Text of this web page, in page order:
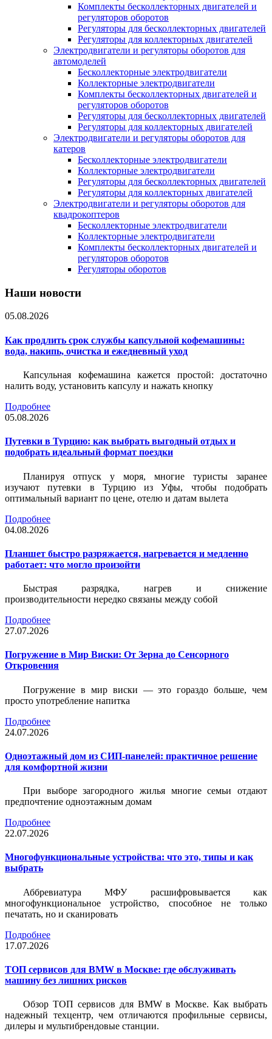
Комплекты бесколлекторных двигателей и
регуляторов оборотов
Регуляторы для бесколлекторных двигателей
Регуляторы для коллекторных двигателей
Электродвигатели и регуляторы оборотов для
автомоделей
Бесколлекторные электродвигатели
Коллекторные электродвигатели
Комплекты бесколлекторных двигателей и
регуляторов оборотов
Регуляторы для бесколлекторных двигателей
Регуляторы для коллекторных двигателей
Электродвигатели и регуляторы оборотов для
катеров
Бесколлекторные электродвигатели
Коллекторные электродвигатели
Регуляторы для бесколлекторных двигателей
Регуляторы для коллекторных двигателей
Электродвигатели и регуляторы оборотов для
квадрокоптеров
Бесколлекторные электродвигатели
Коллекторные электродвигатели
Комплекты бесколлекторных двигателей и
регуляторов оборотов
Регуляторы оборотов
Наши новости
05.08.2026
Как продлить срок службы капсульной кофемашины:
вода, накипь, очистка и ежедневный уход
Капсульная кофемашина кажется простой: достаточно
налить воду, установить капсулу и нажать кнопку
Подробнее
05.08.2026
Путевки в Турцию: как выбрать выгодный отдых и
подобрать идеальный формат поездки
Планируя отпуск у моря, многие туристы заранее
изучают путевки в Турцию из Уфы, чтобы подобрать
оптимальный вариант по цене, отелю и датам вылета
Подробнее
04.08.2026
Планшет быстро разряжается, нагревается и медленно
работает: что могло произойти
Быстрая разрядка, нагрев и снижение
производительности нередко связаны между собой
Подробнее
27.07.2026
Погружение в Мир Виски: От Зерна до Сенсорного
Откровения
Погружение в мир виски — это гораздо больше, чем
просто употребление напитка
Подробнее
24.07.2026
Одноэтажный дом из СИП-панелей: практичное решение
для комфортной жизни
При выборе загородного жилья многие семьи отдают
предпочтение одноэтажным домам
Подробнее
22.07.2026
Многофункциональные устройства: что это, типы и как
выбрать
Аббревиатура МФУ расшифровывается как
многофункциональное устройство, способное не только
печатать, но и сканировать
Подробнее
17.07.2026
ТОП сервисов для BMW в Москве: где обслуживать
машину без лишних рисков
Обзор ТОП сервисов для BMW в Москве. Как выбрать
надежный техцентр, чем отличаются профильные сервисы,
дилеры и мультибрендовые станции.